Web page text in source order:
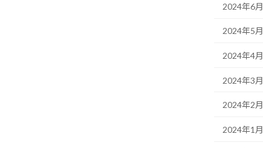
2024年6月
2024年5月
2024年4月
2024年3月
2024年2月
2024年1月